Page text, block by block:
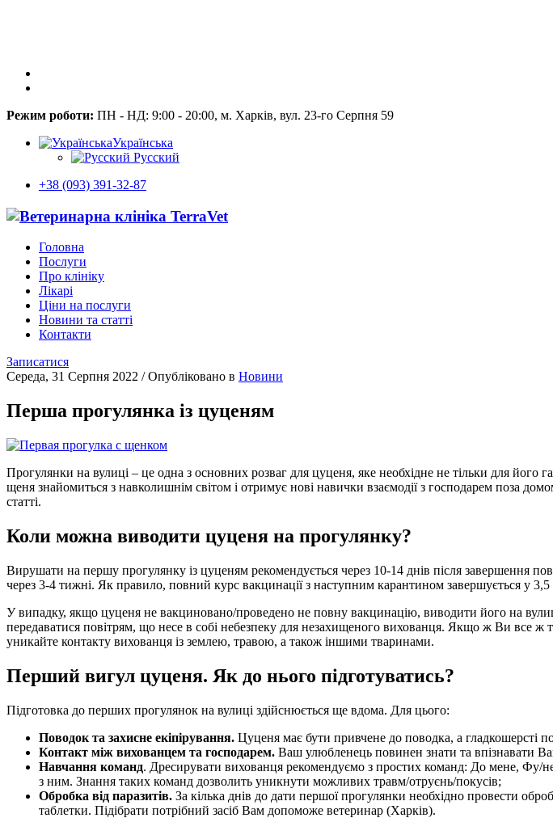
Режим роботи: ПН - НД: 9:00 - 20:00, м. Харків, вул. 23-го Серпня 59
Українська
Русский
+38 (093) 391-32-87
Головна
Послуги
Про клініку
Лікарі
Ціни на послуги
Новини та статті
Контакти
Записатися
Середа, 31 Серпня 2022 /Опубліковано в Новини
Перша прогулянка із цуценям
Прогулянки на вулиці – це одна з основних розваг для цуценя, яке необхідне не тільки для
щеня знайомиться з навколишнім світом і отримує нові навички взаємодії з господарем поза
статті.
Коли можна виводити цуценя на прогулянку?
Вирушати на першу прогулянку із цуценям рекомендується через 10-14 днів після завершення
через 3-4 тижні. Як правило, повний курс вакцинації з наступним карантином завершується у 3,5
У випадку, якщо цуценя не вакциновано/проведено не повну вакцинацію, виводити його на
передаватися повітрям, що несе в собі небезпеку для незахищеного вихованця. Якщо ж Ви все
уникайте контакту вихованця із землею, травою, а також іншими тваринами.
Перший вигул цуценя. Як до нього підготуватись?
Підготовка до перших прогулянок на вулиці здійснюється ще вдома. Для цього:
Поводок та захисне екіпірування. Цуценя має бути привчене до поводка, а гладкошерсті
Контакт між вихованцем та господарем. Ваш улюбленець повинен знати та впізнавати
Навчання команд. Дресирувати вихованця рекомендуємо з простих команд: До мене, Фу/
з ним. Знання таких команд дозволить уникнути можливих травм/отруєнь/покусів;
Обробка від паразитів. За кілька днів до дати першої прогулянки необхідно провести
таблетки. Підібрати потрібний засіб Вам допоможе ветеринар (Харків).